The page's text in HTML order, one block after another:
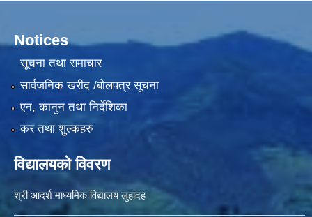
Notices
सूचना तथा समाचार
सार्वजनिक खरीद /बोलपत्र सूचना
एन, कानुन तथा निर्देशिका
कर तथा शुल्कहरु
विद्यालयको विवरण
श्री आदर्श माध्यमिक विद्यालय लुहादह